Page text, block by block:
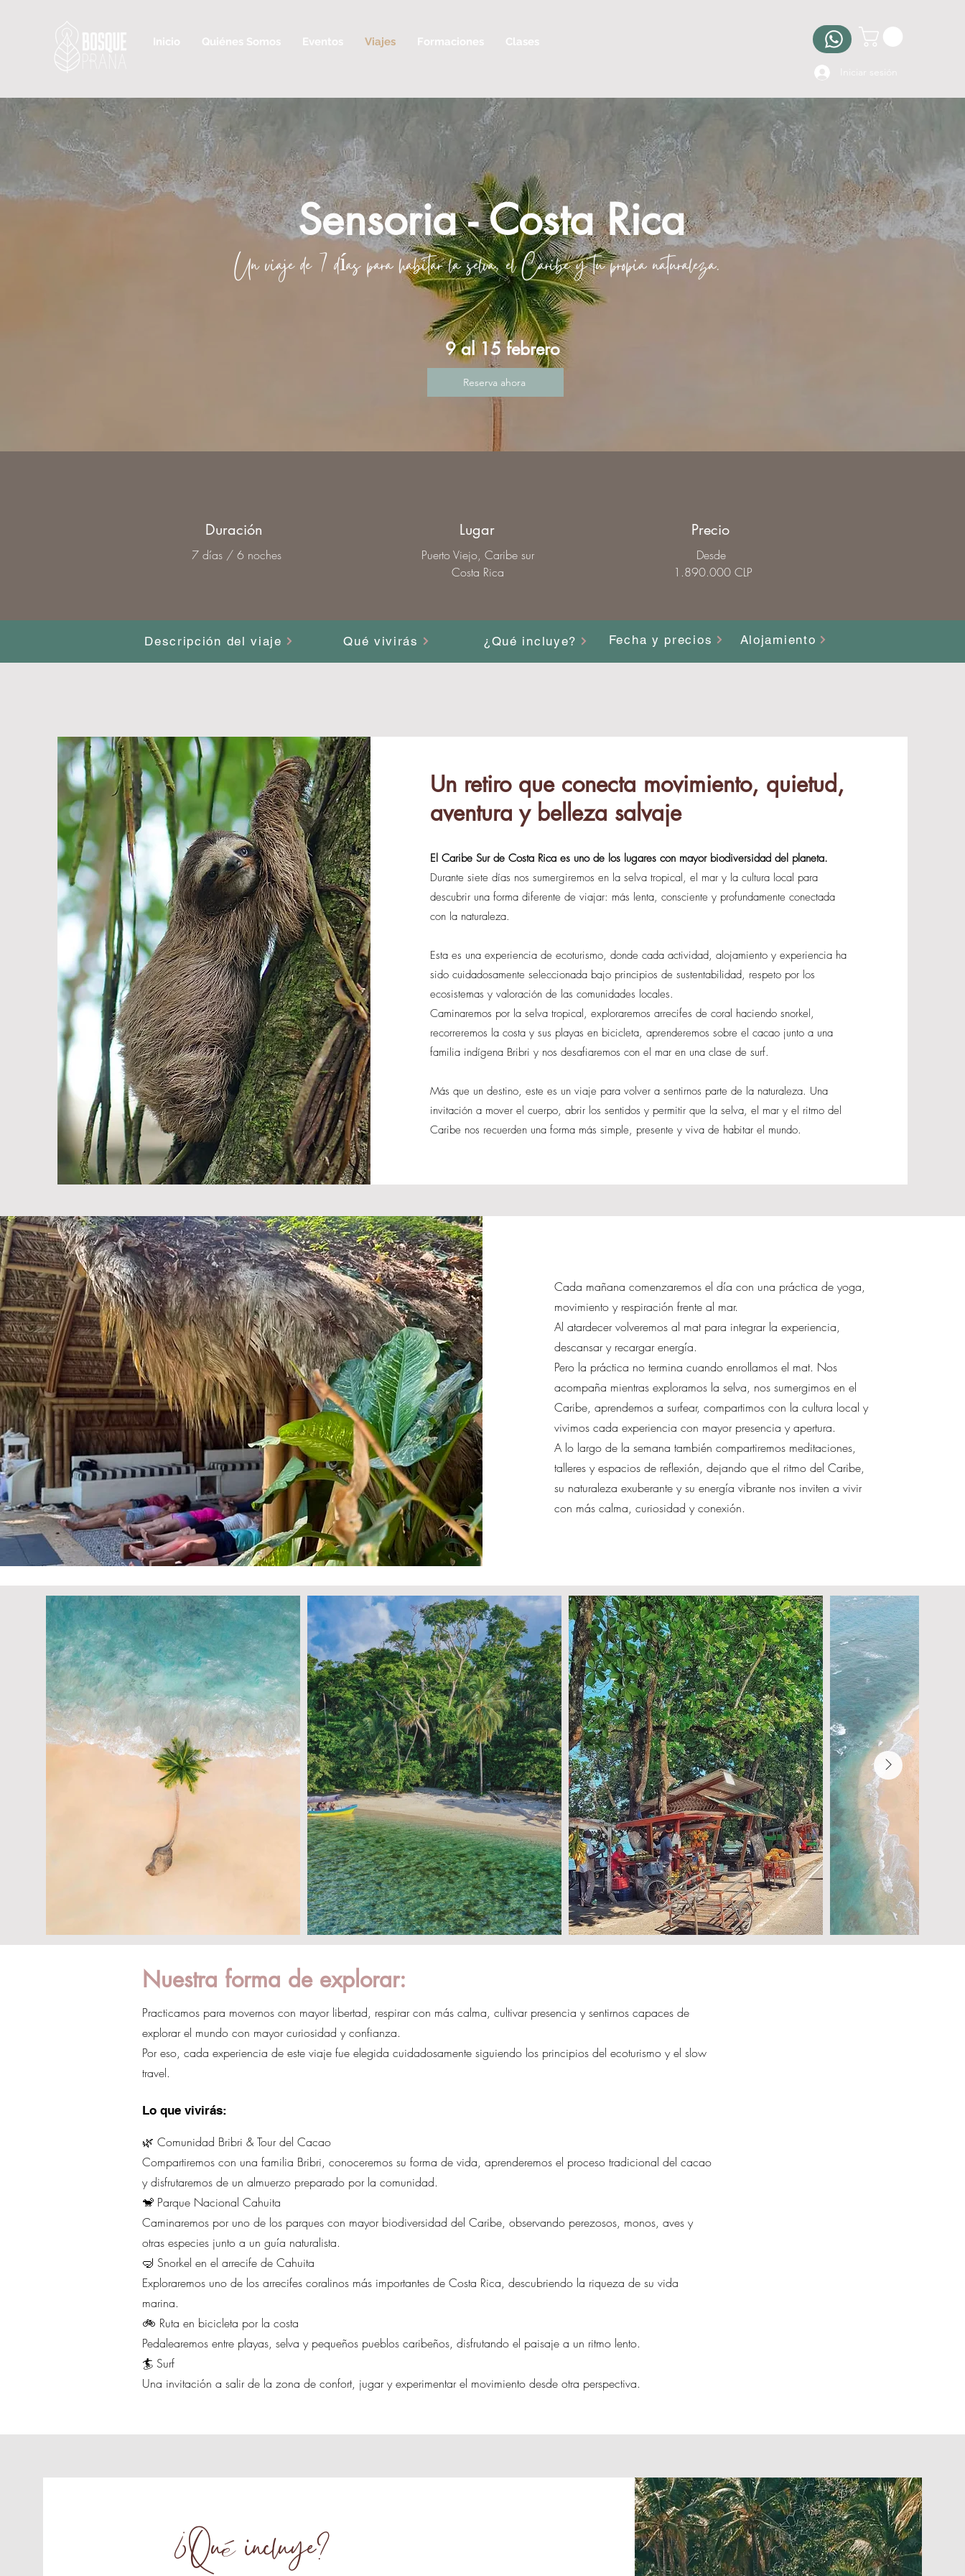
Iniciar sesión
Inicio Quiénes Somos Eventos Viajes Formaciones Clases
Sensoria - Costa Rica
Un viaje de 7 días para habitar la selva, el Caribe y tu propia naturaleza.
9 al 15 febrero
Reserva ahora
Duración
7 días / 6 noches
Lugar
Puerto Viejo, Caribe sur
Costa Rica
Precio
Desde
​1.890.000 CLP
Descripción del viaje Qué vivirás ¿Qué incluye? Fecha y precios Alojamiento
Un retiro que conecta movimiento, quietud,
aventura y belleza salvaje
El Caribe Sur de Costa Rica es uno de los lugares con mayor biodiversidad del planeta.
Durante siete días nos sumergiremos en la selva tropical, el mar y la cultura local para
descubrir una forma diferente de viajar: más lenta, consciente y profundamente conectada
con la naturaleza.
Esta es una experiencia de ecoturismo, donde cada actividad, alojamiento y experiencia ha
sido cuidadosamente seleccionada bajo principios de sustentabilidad, respeto por los
ecosistemas y valoración de las comunidades locales.
Caminaremos por la selva tropical, exploraremos arrecifes de coral haciendo snorkel,
recorreremos la costa y sus playas en bicicleta, aprenderemos sobre el cacao junto a una
familia indígena Bribri y nos desafiaremos con el mar en una clase de surf.
Más que un destino, este es un viaje para volver a sentirnos parte de la naturaleza. Una
invitación a mover el cuerpo, abrir los sentidos y permitir que la selva, el mar y el ritmo del
Caribe nos recuerden una forma más simple, presente y viva de habitar el mundo.
Cada mañana comenzaremos el día con una práctica de yoga,
movimiento y respiración frente al mar.
Al atardecer volveremos al mat para integrar la experiencia,
descansar y recargar energía.
Pero la práctica no termina cuando enrollamos el mat. Nos
acompaña mientras exploramos la selva, nos sumergimos en el
Caribe, aprendemos a surfear, compartimos con la cultura local y
vivimos cada experiencia con mayor presencia y apertura.
A lo largo de la semana también compartiremos meditaciones,
talleres y espacios de reflexión, dejando que el ritmo del Caribe,
su naturaleza exuberante y su energía vibrante nos inviten a vivir
con más calma, curiosidad y conexión.
Nuestra forma de explorar:
Practicamos para movernos con mayor libertad, respirar con más calma, cultivar presencia y sentirnos capaces de
explorar el mundo con mayor curiosidad y confianza.
Por eso, cada experiencia de este viaje fue elegida cuidadosamente siguiendo los principios del ecoturismo y el slow
travel.
Lo que vivirás:
🌿 Comunidad Bribri & Tour del Cacao
Compartiremos con una familia Bribri, conoceremos su forma de vida, aprenderemos el proceso tradicional del cacao
y disfrutaremos de un almuerzo preparado por la comunidad.
🐒 Parque Nacional Cahuita
Caminaremos por uno de los parques con mayor biodiversidad del Caribe, observando perezosos, monos, aves y
otras especies junto a un guía naturalista.
🤿 Snorkel en el arrecife de Cahuita
Exploraremos uno de los arrecifes coralinos más importantes de Costa Rica, descubriendo la riqueza de su vida
marina.
🚲 Ruta en bicicleta por la costa
Pedalearemos entre playas, selva y pequeños pueblos caribeños, disfrutando el paisaje a un ritmo lento.
🏄 Surf
Una invitación a salir de la zona de confort, jugar y experimentar el movimiento desde otra perspectiva.
¿Quéincluye?